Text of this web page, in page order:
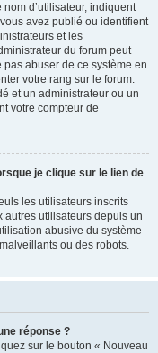
d’utilisateur, indiquent
avez publié ou identifient
et les
du forum peut
abuser de ce système en
votre rang sur le forum.
et un administrateur ou un
votre compteur de
je clique sur le lien de
les utilisateurs inscrits
utilisateurs depuis un
abusive du système
ou des robots.
réponse ?
sur le bouton « Nouveau